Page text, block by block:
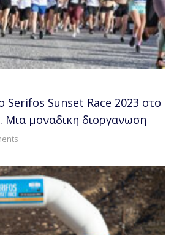
Serifos Sunset Race 2023 στο
Μια μοναδικη διοργανωση